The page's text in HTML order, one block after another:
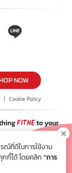
NOW
| Cookie Policy
FITNEto your
ณ์ที่ดีในการใช้งาน
กกี้ได้ โดยคลิก“การ